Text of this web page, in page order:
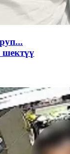
шектүү